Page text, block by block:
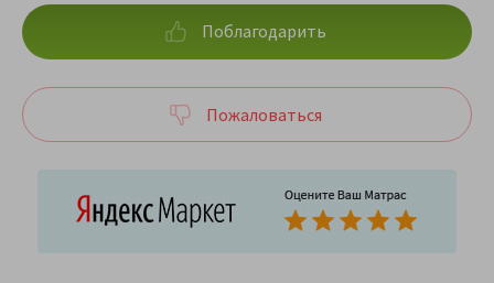
Поблагодарить
Пожаловаться